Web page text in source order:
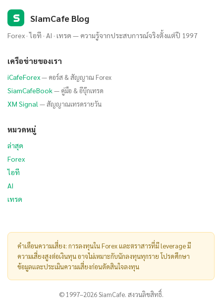
S SiamCafe Blog
Forex · ไอที · AI · เทรด — ความรู้จากประสบการณ์จริงตั้งแต่ปี 1997
เครือข่ายของเรา
iCafeForex— คอร์ส & สัญญาณ Forex
SiamCafeBook— คู่มือ & อีบุ๊กเทรด
XM Signal — สัญญาณเทรดรายวัน
หมวดหมู่
ล่าสุด
Forex
ไอที
AI
เทรด
คำเตือนความเสี่ยง: การลงทุนใน Forex และตราสารที่มี leverage มี
ความเสี่ยงสูงต่อเงินทุน อาจไม่เหมาะกับนักลงทุนทุกราย โปรดศึกษา
ข้อมูลและประเมินความเสี่ยงก่อนตัดสินใจลงทุน
© 1997–2026 SiamCafe. สงวนลิขสิทธิ์.